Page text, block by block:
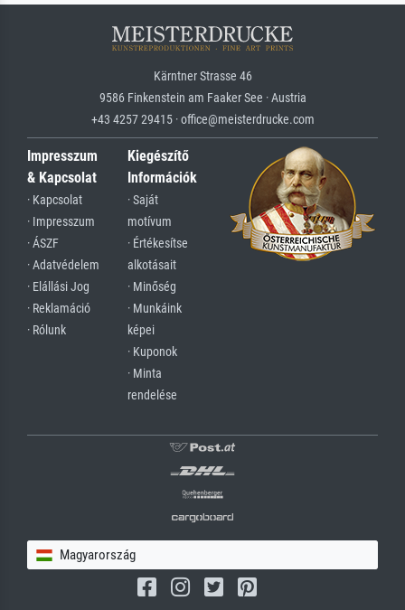
Kärntner Strasse 46
9586 Finkenstein am Faaker See · Austria
+43 4257 29415 · office@meisterdrucke.com
Impresszum
& Kapcsolat
· Kapcsolat
· Impresszum
· ÁSZF
· Adatvédelem
· Elállási Jog
· Reklamáció
· Rólunk
Kiegészítő
Információk
· Saját
motívum
· Értékesítse
alkotásait
· Minőség
· Munkáink
képei
· Kuponok
· Minta
rendelése
Magyarország